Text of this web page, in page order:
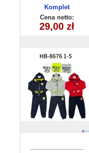
Komplet
dziecięcy
HB-8676(1-5)
15szt
Cena netto:
29,00 zł
Bluza
dziewczeca
(3-8) 5szt
Cena netto:
21,00 zł